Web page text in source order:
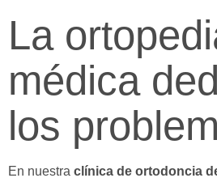
La
médica
los
En nuestra clínica de ortodoncia